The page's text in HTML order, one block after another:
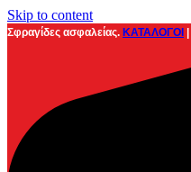
Skip to content
Σφραγίδες ασφαλείας. ΚΑΤΑΛΟΓΟΙ